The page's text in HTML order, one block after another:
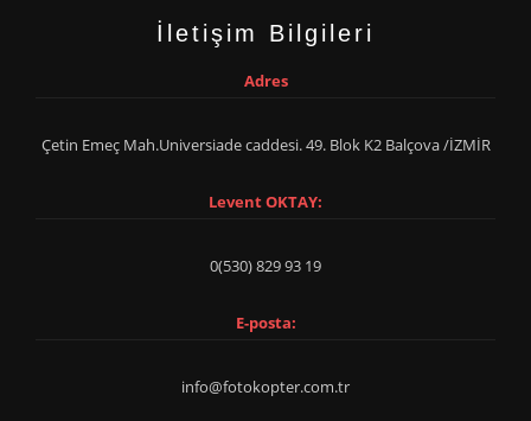
İletişim Bilgileri
Adres
Çetin Emeç Mah.Universiade caddesi. 49. Blok K2 Balçova /İZMİR
Levent OKTAY:
0(530) 829 93 19
E-posta:
info@fotokopter.com.tr